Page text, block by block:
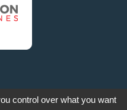
control over what you want